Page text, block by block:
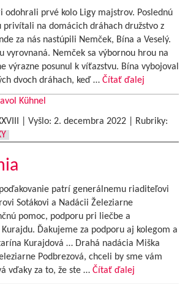
odohrali prvé kolo Ligy majstrov. Poslednú
privítali na domácich dráhach družstvo z
za nás nastúpili Nemček, Bína a Veselý.
vyrovnaná. Nemček sa výbornou hrou na
výrazne posunul k víťazstvu. Bína vybojoval
dvoch dráhach, keď … Čítať ďalej
Kühnel
| Vyšlo: 2. decembra 2022
Rubriky:
patrí generálnemu riaditeľovi
Sotákovi a Nadácii Železiarne
pomoc, podporu pri liečbe a
Ďakujeme za podporu aj kolegom a
Kurajdová … Drahá nadácia Miška
Podbrezová, chceli by sme vám
vďaky za to, že ste … Čítať ďalej